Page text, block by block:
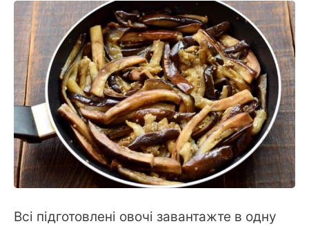
Всі підготовлені овочі завантажте в одну